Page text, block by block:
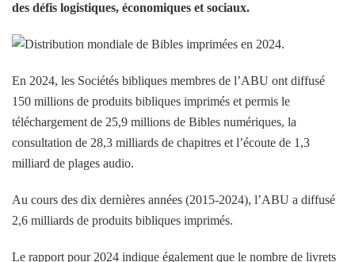
des défis logistiques, économiques et sociaux.
En 2024, les Sociétés bibliques membres de l’ABU ont diffusé
150 millions de produits bibliques imprimés et permis le
téléchargement de 25,9 millions de Bibles numériques, la
consultation de 28,3 milliards de chapitres et l’écoute de 1,3
milliard de plages audio.
Au cours des dix dernières années (2015-2024), l’ABU a diffusé
2,6 milliards de produits bibliques imprimés.
Le rapport pour 2024 indique également que le nombre de livrets